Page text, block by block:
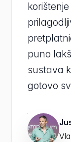
puno
sustava
gotovo